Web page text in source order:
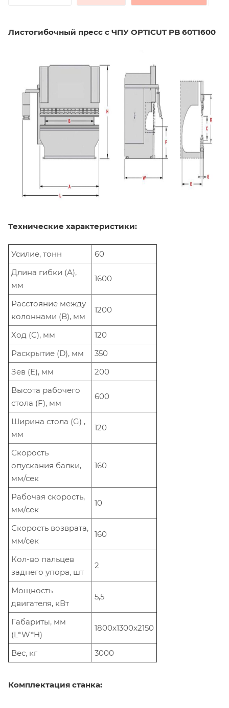
Листогибочный пресс с ЧПУ OPTICUT PB 60T1600
Технические характеристики:
Усилие, тонн
60
Длина гибки (А),
мм
1600
Расстояние между
колоннами (B), мм
1200
Ход (C), мм
120
Раскрытие (D), мм
350
Зев (E), мм
200
Высота рабочего
стола (F), мм
600
Ширина стола (G) ,
мм
120
Скорость
опускания балки,
мм/сек
160
Рабочая скорость,
мм/сек
10
Скорость возврата,
мм/сек
160
Кол-во пальцев
заднего упора, шт
2
Мощность
двигателя, кВт
5,5
Габариты, мм
(L*W*H)
1800x1300x2150
Вес, кг 3000
Комплектация станка: